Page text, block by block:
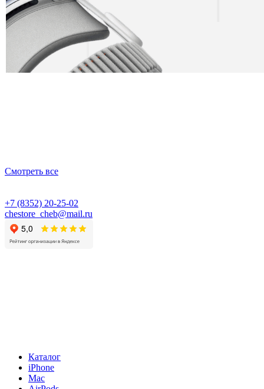
Смотреть все
+7 (8352) 20-25-02
chestore_cheb@mail.ru
Каталог
iPhone
Mac